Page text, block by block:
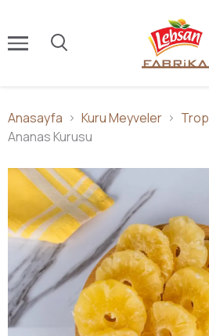
Anasayfa Kuru Meyveler
Ananas Kurusu